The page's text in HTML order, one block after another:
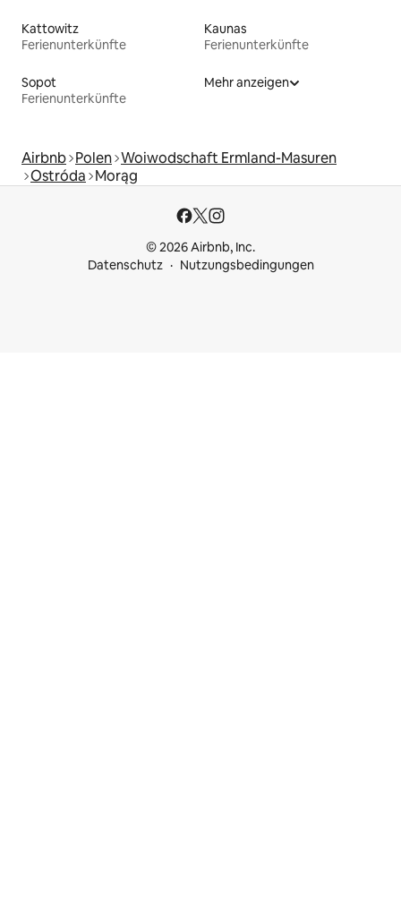
Kattowitz
Ferienunterkünfte
Kaunas
Ferienunterkünfte
Sopot
Ferienunterkünfte
Mehr anzeigen
Airbnb Polen Woiwodschaft Ermland-Masuren
Ostróda Morąg
© 2026 Airbnb, Inc.
Datenschutz
Nutzungsbedingungen